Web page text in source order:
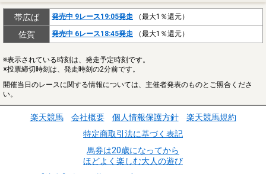
帯広ば 発売中 9レース19:05発走 （最大1％還元）
佐賀 発売中 6レース18:45発走 （最大1％還元）
※表示されている時刻は、発走予定時刻です。
※投票締切時刻は、発走時刻の2分前です。
開催当日のレースに関する情報については、主催者発表のものとご照合くださ
い。
楽天競馬 会社概要 個人情報保護方針
楽天競馬規約
特定商取引法に基づく表記
馬券は20歳になってから
ほどよく楽しむ大人の遊び